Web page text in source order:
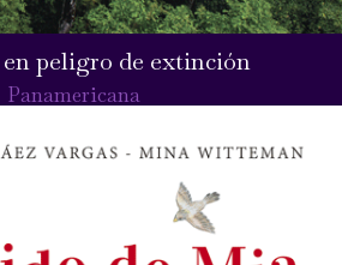
peligro de extinción
Panamericana